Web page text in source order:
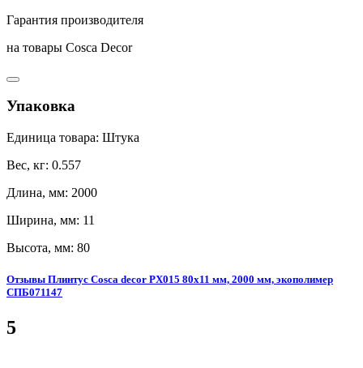
Гарантия производителя
на товары Cosca Decor
Упаковка
Единица товара: Штука
Вес, кг: 0.557
Длина, мм: 2000
Ширина, мм: 11
Высота, мм: 80
Отзывы Плинтус Cosca decor PX015 80x11 мм, 2000 мм, экополимер
СПБ071147
5